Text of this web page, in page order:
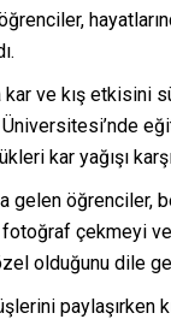
ve kış etkisini
kar yağışı
gelen
fotoğraf çekmeyi
olduğunu dile